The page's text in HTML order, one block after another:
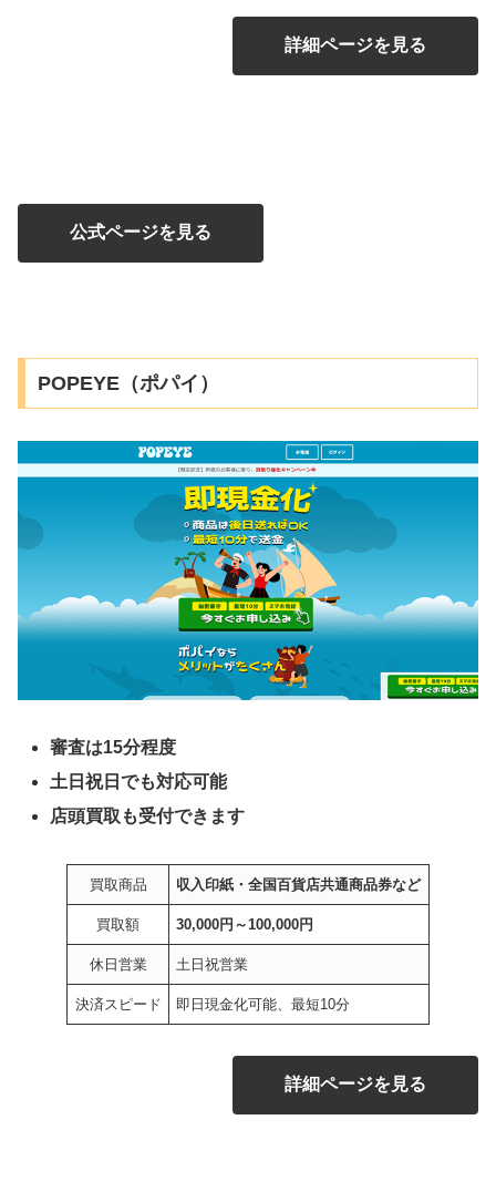
詳細ページを見る
公式ページを見る
POPEYE（ポパイ）
審査は15分程度
土日祝日でも対応可能
店頭買取も受付できます
買取商品 収入印紙・全国百貨店共通商品券など
買取額 30,000円～100,000円
休日営業 土日祝営業
決済スピード 即日現金化可能、最短10分
詳細ページを見る